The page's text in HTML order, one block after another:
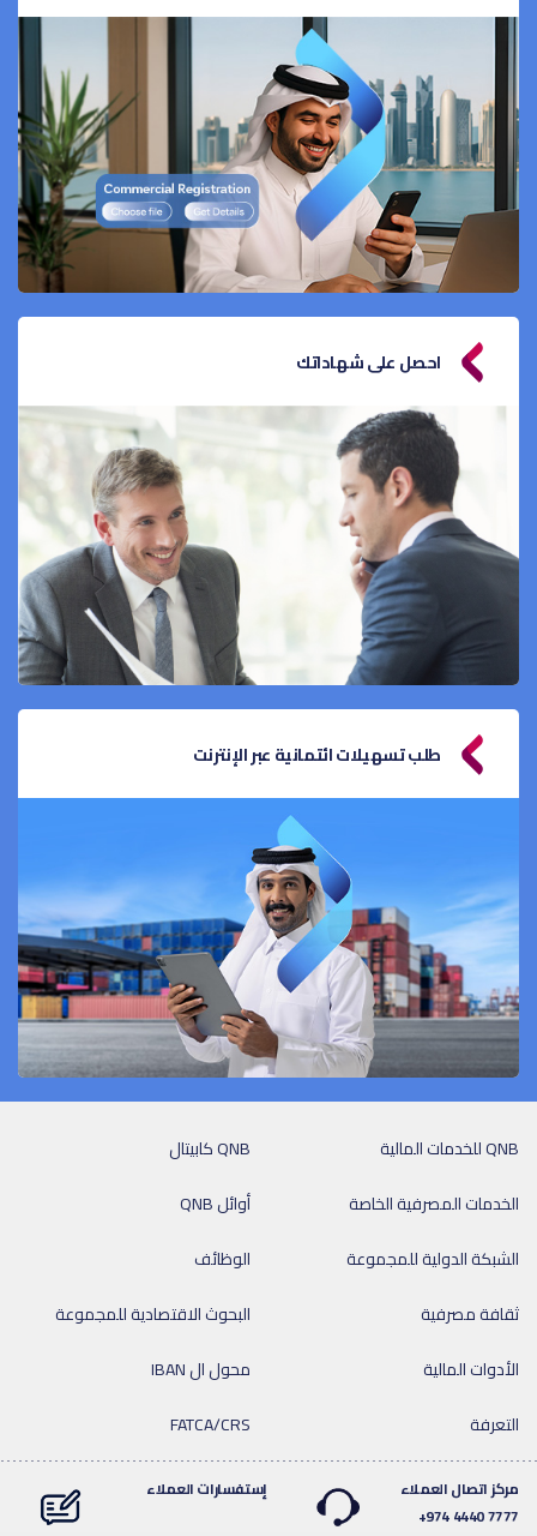
احصل على شهاداتك
طلب تسهيلات ائتمانية عبر الإنترنت
QNB كابيتال
QNB للخدمات المالية
أوائل QNB
الخدمات المصرفية الخاصة
الوظائف
الشبكة الدولية للمجموعة
البحوث الاقتصادية للمجموعة
ثقافة مصرفية
محول ال IBAN
الأدوات المالية
FATCA/CRS
التعرفة
مركز اتصال العملاء
7777 4440 974+
إستفسارات العملاء